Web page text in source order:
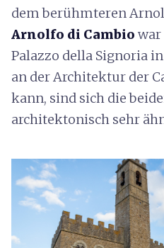
dem berühmteren
Arnolfo di Cambio war
Palazzo della Signoria
an der Architektur der
kann, sind sich die
architektonisch sehr